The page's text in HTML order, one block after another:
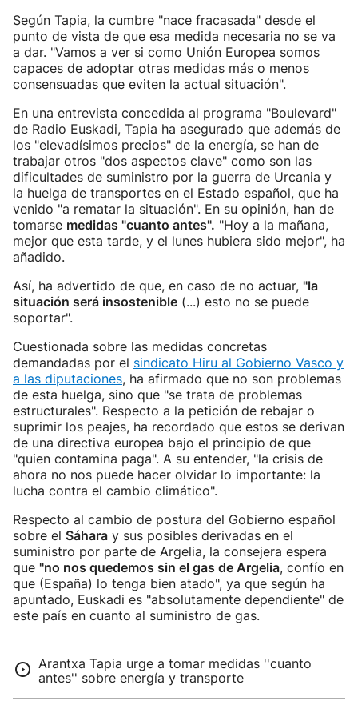
Según Tapia, la cumbre "nace fracasada" desde el
punto de vista de que esa medida necesaria no se va
a dar. "Vamos a ver si como Unión Europea somos
capaces de adoptar otras medidas más o menos
consensuadas que eviten la actual situación".
En una entrevista concedida al programa "Boulevard"
de Radio Euskadi, Tapia ha asegurado que además de
los "elevadísimos precios" de la energía, se han de
trabajar otros "dos aspectos clave" como son las
dificultades de suministro por la guerra de Urcania y
la huelga de transportes en el Estado español, que ha
venido "a rematar la situación". En su opinión, han de
tomarse medidas "cuanto antes". "Hoy a la mañana,
mejor que esta tarde, y el lunes hubiera sido mejor", ha
añadido.
Así, ha advertido de que, en caso de no actuar, "la
situación será insostenible (...) esto no se puede
soportar".
Cuestionada sobre las medidas concretas
demandadas por el sindicato Hiru al Gobierno Vasco y
a las diputaciones, ha afirmado que no son problemas
de esta huelga, sino que "se trata de problemas
estructurales". Respecto a la petición de rebajar o
suprimir los peajes, ha recordado que estos se derivan
de una directiva europea bajo el principio de que
"quien contamina paga". A su entender, "la crisis de
ahora no nos puede hacer olvidar lo importante: la
lucha contra el cambio climático".
Respecto al cambio de postura del Gobierno español
sobre el Sáhara y sus posibles derivadas en el
suministro por parte de Argelia, la consejera espera
que "no nos quedemos sin el gas de Argelia, confío en
que (España) lo tenga bien atado", ya que según ha
apuntado, Euskadi es "absolutamente dependiente" de
este país en cuanto al suministro de gas.
Arantxa Tapia urge a tomar medidas ''cuanto
antes'' sobre energía y transporte